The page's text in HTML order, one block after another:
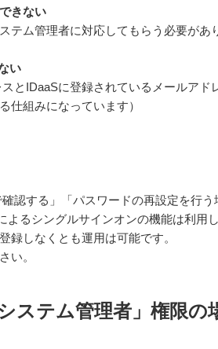
きない
テム管理者に対応してもらう必要があ
い
とIDaaSに登録されているメールアド
仕組みになっています）
認する」「パスワードの再設定を行う
よるシングルサインオンの機能は利用
録しなくとも運用は可能です。
い。
ステム管理者」権限の